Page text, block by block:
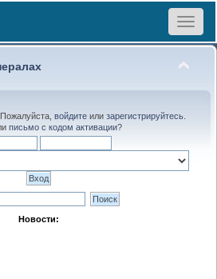
Toggle
войдитеили зарегистрируйтесь.
письмо с кодом активации?
Новости: